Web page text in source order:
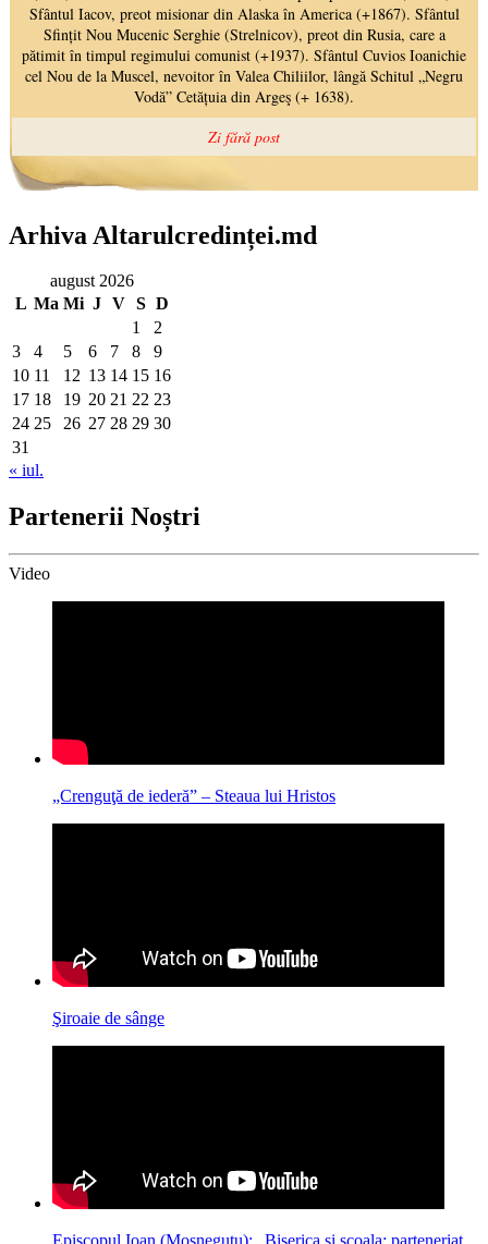
Arhiva Altarulcredinței.md
august 2026
L Ma Mi J V S D
1
2
3
4 5 6 7 8
9
10 11 12 13 14 15 16
17 18 19 20 21 22 23
24 25 26 27 28 29 30
31
« iul.
Partenerii Noștri
Video
„Crenguţă de iederă” – Steaua lui Hristos
Şiroaie de sânge